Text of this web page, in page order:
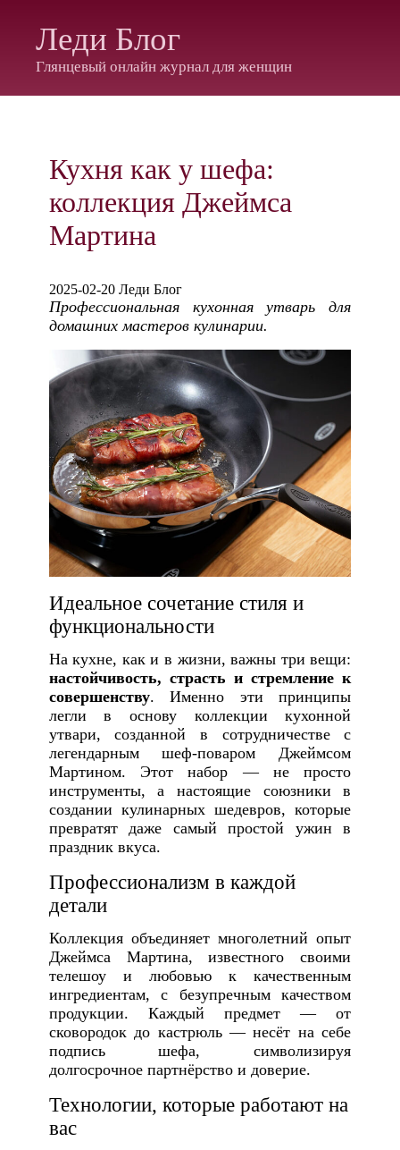
Леди Блог
Глянцевый онлайн журнал для женщин
Кухня как у шефа:
коллекция Джеймса
Мартина
2025-02-20 Леди Блог
Профессиональная кухонная утварь для
домашних мастеров кулинарии.
Идеальное сочетание стиля и
функциональности
На кухне, как и в жизни, важны три вещи:
настойчивость, страсть и стремление к
совершенству. Именно эти принципы
легли в основу коллекции кухонной
утвари, созданной в сотрудничестве с
легендарным шеф-поваром Джеймсом
Мартином. Этот набор — не просто
инструменты, а настоящие союзники в
создании кулинарных шедевров, которые
превратят даже самый простой ужин в
праздник вкуса.
Профессионализм в каждой
детали
Коллекция объединяет многолетний опыт
Джеймса Мартина, известного своими
телешоу и любовью к качественным
ингредиентам, с безупречным качеством
продукции. Каждый предмет — от
сковородок до кастрюль — несёт на себе
подпись шефа, символизируя
долгосрочное партнёрство и доверие.
Технологии, которые работают на
вас